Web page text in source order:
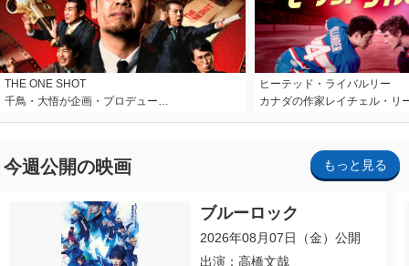
THE ONE SHOT
千鳥・大悟が企画・プロデュー…
ヒーテッド・ライバルリー
カナダの作家レイチェル・リ
今週公開の映画 もっと見る
ブルーロック
2026年08月07日（金）公開
出演：高橋文哉